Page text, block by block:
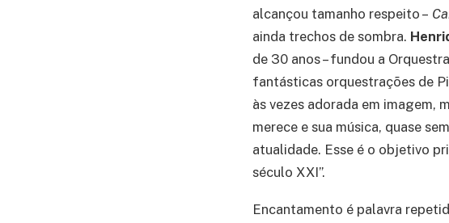
alcançou tamanho respeito –
ainda trechos de sombra.
de 30 anos – fundou a
fantásticas orquestrações de
às vezes adorada em imagem,
merece e sua música, quase
atualidade. Esse é o objetivo
século XXI”.
Encantamento é palavra